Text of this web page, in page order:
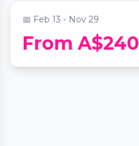
📅 Feb 13 - Nov 29
From A$240